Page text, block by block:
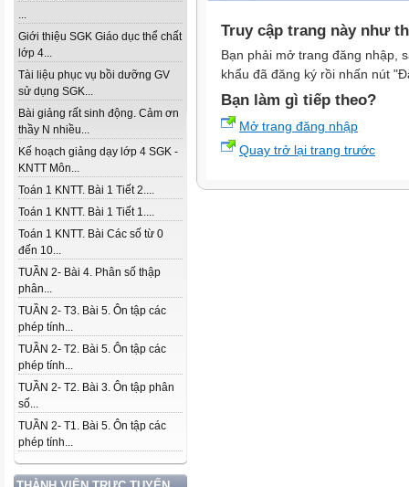
...
Giới thiệu SGK Giáo dục thể chất
lớp 4...
Tài liệu phục vụ bồi dưỡng GV
sử dụng SGK...
Bài giảng rất sinh động. Cảm ơn
thầy N nhiều...
Kế hoạch giảng dạy lớp 4 SGK -
KNTT Môn...
Toán 1 KNTT. Bài 1 Tiết 2....
Toán 1 KNTT. Bài 1 Tiết 1....
Toán 1 KNTT. Bài Các số từ 0
đến 10...
TUẦN 2- Bài 4. Phân số thập
phân...
TUẦN 2- T3. Bài 5. Ôn tập các
phép tính...
TUẦN 2- T2. Bài 5. Ôn tập các
phép tính...
TUẦN 2- T2. Bài 3. Ôn tập phân
số...
TUẦN 2- T1. Bài 5. Ôn tập các
phép tính...
Truy cập trang này như
Bạn phải mở trang đăng nhập,
khẩu đã đăng ký rồi nhấn nút
Bạn làm gì tiếp theo?
Mở trang đăng nhập
Quay trở lại trang trước